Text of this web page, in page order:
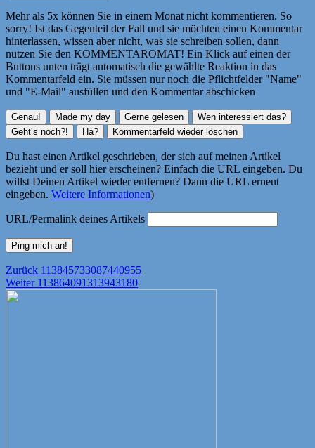
Mehr als 5x können Sie in einem Monat nicht kommentieren. So
sorry! Ist das Gegenteil der Fall und sie möchten einen Kommentar
hinterlassen, wissen aber nicht, was sie schreiben sollen, dann
nutzen Sie den KOMMENTAROMAT! Ein Klick auf einen der
Buttons unten trägt automatisch die gewählte Reaktion in das
Kommentarfeld ein. Sie müssen nur noch die Pflichtfelder "Name"
und "E-Mail" ausfüllen und den Kommentar abschicken
Du hast einen Artikel geschrieben, der sich auf meinen Artikel
bezieht und er soll hier erscheinen? Einfach die URL eingeben. Du
willst Deinen Artikel wieder entfernen? Dann die URL erneut
eingeben. Weitere Informationen)
URL/Permalink deines Artikels
Beitragsnavigation
Zurück Vorheriger
Beitrag:
113845733087440955
Weiter Nächster
113864091313943180